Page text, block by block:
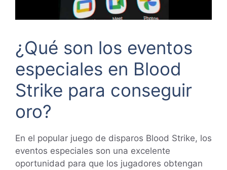
¿Qué son los eventos
especiales en Blood
Strike para conseguir
oro?
En el popular juego de disparos Blood Strike, los
eventos especiales son una excelente
oportunidad para que los jugadores obtengan